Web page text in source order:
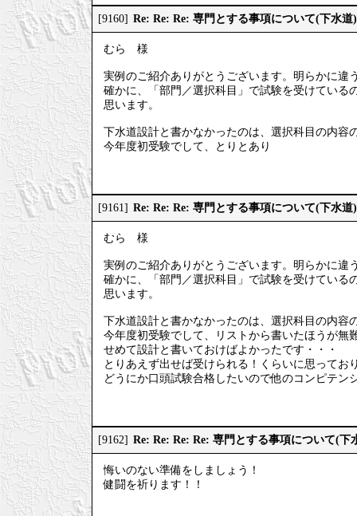
[9160] Re: Re: Re: 専門とする事項について(下水道)
むら 様
実例のご紹介ありがとうございます。明らかに違
確かに、「部門／選択科目」で試験を受けている
思います。
下水道設計と書かなかったのは、選択科目の内容
今年度初受験でして、とりとあり
[9161] Re: Re: Re: 専門とする事項について(下水道)
むら 様
実例のご紹介ありがとうございます。明らかに違
確かに、「部門／選択科目」で試験を受けている
思います。
下水道設計と書かなかったのは、選択科目の内容
今年度初受験でして、リストから書いたほうが無
せめて設計と書いておけばよかったです・・・
とりあえず出せば受けられる！くらいに思って
どうにか口頭試験合格したいので他のコンピテ
[9162] Re: Re: Re: Re: 専門とする事項について(下
悔いのない準備をしましょう！
健闘を祈ります！！